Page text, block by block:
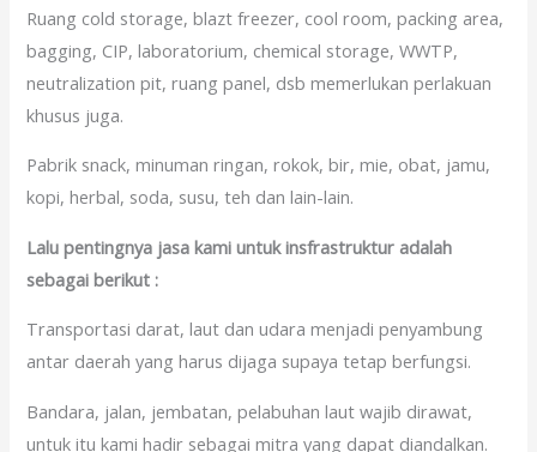
Ruang cold storage, blazt freezer, cool room, packing area,
bagging, CIP, laboratorium, chemical storage, WWTP,
neutralization pit, ruang panel, dsb memerlukan perlakuan
khusus juga.
Pabrik snack, minuman ringan, rokok, bir, mie, obat, jamu,
kopi, herbal, soda, susu, teh dan lain-lain.
Lalu pentingnya jasa kami untuk insfrastruktur adalah
sebagai berikut :
Transportasi darat, laut dan udara menjadi penyambung
antar daerah yang harus dijaga supaya tetap berfungsi.
Bandara, jalan, jembatan, pelabuhan laut wajib dirawat,
untuk itu kami hadir sebagai mitra yang dapat diandalkan.